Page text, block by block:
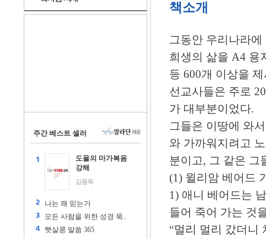
주간 베스트 셀러
도올의 마가복음
강해
김용옥
나는 왜 믿는가
모든 사람을 위한 성경 묵..
햇살콩 말씀 365
책소개
그동안 우리나라
희생의 삶을 A4 용
등 600개 이상을
선교사들은 주로
가 대부분이었다.
그들은 이땅에 와
와 가까워지려고
분이고, 그 같은 그
(1) 윌리암 베어드
1) 애니 베어드는
들어 죽어 가는 것
“멀리 멀리 갔더니